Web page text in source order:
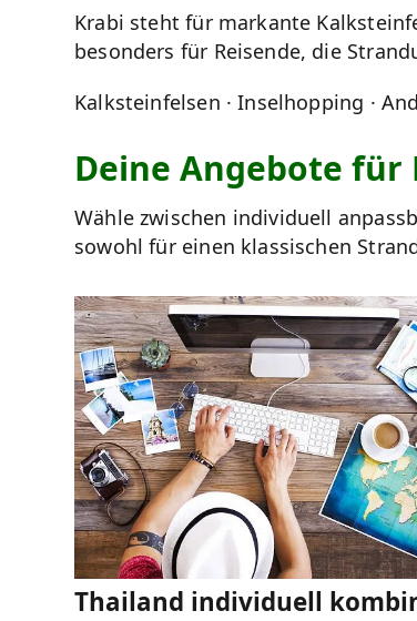
Krabi steht für markante
besonders für Reisende, die
Kalksteinfelsen · Inselhopping ·
Deine Angebote für
Wähle zwischen individuell
sowohl für einen klassischen
Thailand individuell